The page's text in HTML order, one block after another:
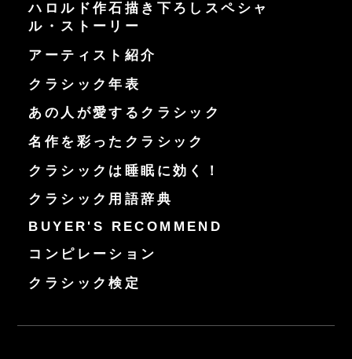
ハロルド作石描き下ろしスペシャ
ル・ストーリー
アーティスト紹介
クラシック年表
あの人が愛するクラシック
名作を彩ったクラシック
クラシックは睡眠に効く！
クラシック用語辞典
BUYER'S RECOMMEND
コンピレーション
クラシック検定